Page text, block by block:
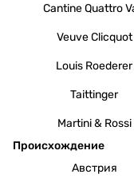
Cantine Quattro
Veuve Clicquot
Louis Roederer
Taittinger
Martini & Rossi
Происхождение
Австрия